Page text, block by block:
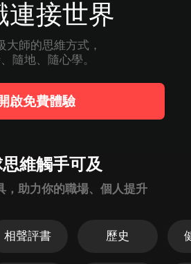
連接世界
大師的思維方式，
、隨地、隨心學。
，助力你的職場、個人提升